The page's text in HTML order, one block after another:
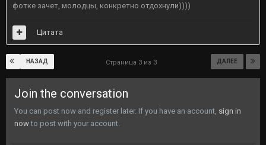
фотке зачет, молодцы, конкретно отдохнули))))
Цитата
НАЗАД ДАЛЕЕ
Страница 3 из 3
Join the conversation
You can post now and register later. If you have an account, sign in
nowto post with your account.